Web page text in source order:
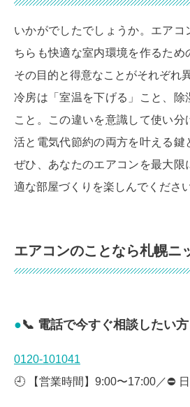
いかがでしたでしょうか。エアコ
ちらも快適な室内環境を作るため
その目的と得意なことがそれぞれ
冷房は「室温を下げる」こと、除
こと。この違いを意識して使い分
活と電気代節約の両方を叶える鍵
ぜひ、あなたのエアコンを最大限
適な部屋づくりを楽しんでくださ
エアコンのことなら札幌ニ
📞 電話で今すぐ相談したい方
0120-101041
🕘 【営業時間】9:00〜17:00／⛔